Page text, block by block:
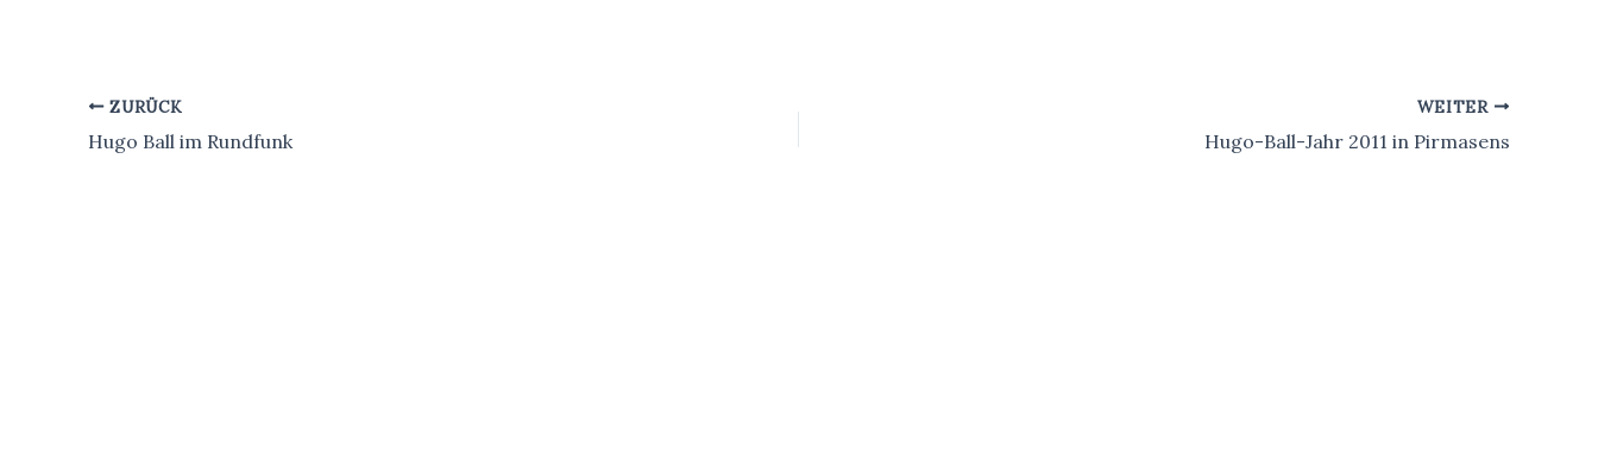
ZURÜCK
Hugo Ball im Rundfunk
WEITER
Hugo-Ball-Jahr 2011 in Pirmasens